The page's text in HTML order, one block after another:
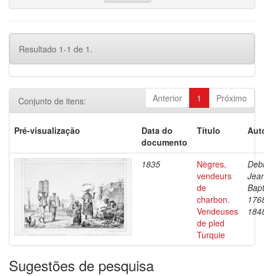
Resultado 1-1 de 1.
Anterior 1 Próximo
Conjunto de itens:
Pré-visualização
Data do
documento
Título
1835
Nègres,
vendeurs
de
charbon.
Vendeuses
de pled
Turquie
Sugestões de pesquisa